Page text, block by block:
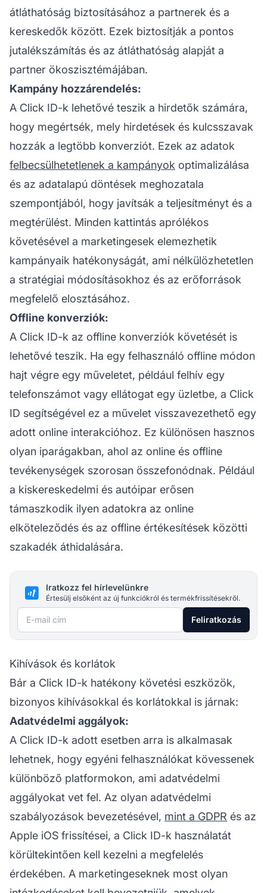
átláthatóság biztosításához a partnerek és a
kereskedők között. Ezek biztosítják a pontos
jutalékszámítás és az átláthatóság alapját a
partner ökoszisztémájában.
Kampány hozzárendelés:
A Click ID-k lehetővé teszik a hirdetők számára,
hogy megértsék, mely hirdetések és kulcsszavak
hozzák a legtöbb konverziót. Ezek az adatok
felbecsülhetetlenek a kampányok optimalizálása
és az adatalapú döntések meghozatala
szempontjából, hogy javítsák a teljesítményt és a
megtérülést. Minden kattintás aprólékos
követésével a marketingesek elemezhetik
kampányaik hatékonyságát, ami nélkülözhetetlen
a stratégiai módosításokhoz és az erőforrások
megfelelő elosztásához.
Offline konverziók:
A Click ID-k az offline konverziók követését is
lehetővé teszik. Ha egy felhasználó offline módon
hajt végre egy műveletet, például felhív egy
telefonszámot vagy ellátogat egy üzletbe, a Click
ID segítségével ez a művelet visszavezethető egy
adott online interakcióhoz. Ez különösen hasznos
olyan iparágakban, ahol az online és offline
tevékenységek szorosan összefonódnak. Például
a kiskereskedelmi és autóipar erősen
támaszkodik ilyen adatokra az online
elköteleződés és az offline értékesítések közötti
szakadék áthidalására.
Iratkozz fel hírlevelünkre
Értesülj elsőként az új funkciókról és termékfrissítésekről.
E-mail cím Feliratkozás
Kihívások és korlátok
Bár a Click ID-k hatékony követési eszközök,
bizonyos kihívásokkal és korlátokkal is járnak:
Adatvédelmi aggályok:
A Click ID-k adott esetben arra is alkalmasak
lehetnek, hogy egyéni felhasználókat kövessenek
különböző platformokon, ami adatvédelmi
aggályokat vet fel. Az olyan adatvédelmi
szabályozások bevezetésével, mint a GDPR és az
Apple iOS frissítései, a Click ID-k használatát
körültekintően kell kezelni a megfelelés
érdekében. A marketingeseknek most olyan